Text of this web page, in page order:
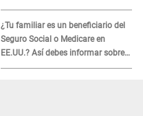
del 2026
¿Tu familiar es un beneficiario del
Seguro Social o Medicare en
EE.UU.? Así debes informar sobre
su muerte para EVITAR COBROS